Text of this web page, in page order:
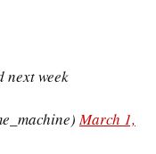
week
March 1,